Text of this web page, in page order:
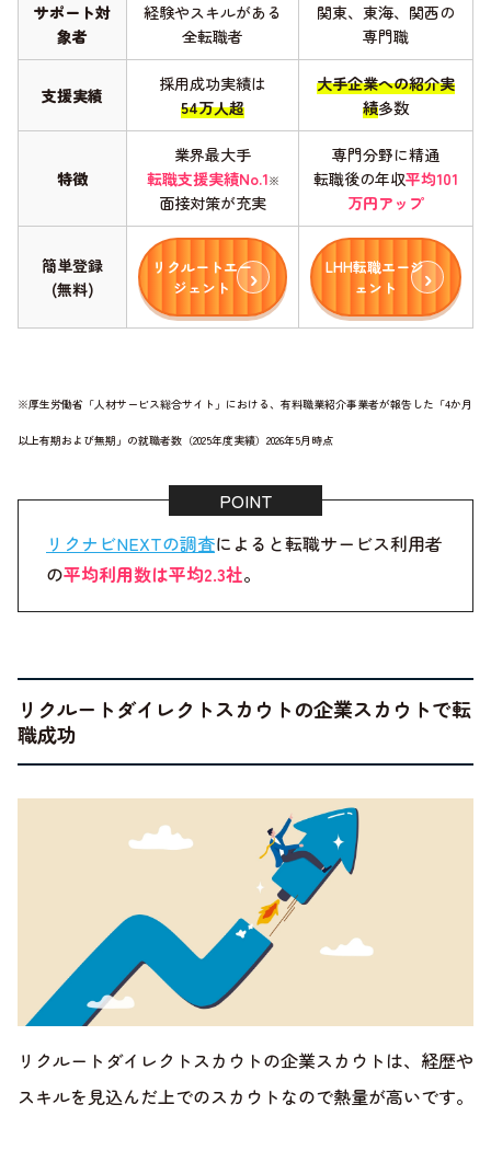
サポート対
象者
経験やスキルがある
全転職者
関東、東海、関西の
専門職
支援実績
採用成功実績は
54万人超
大手企業への紹介実
績多数
特徴
業界最大手
転職支援実績No.1※
面接対策が充実
専門分野に精通
転職後の年収平均101
万円アップ
簡単登録
(無料)
リクルートエー
ジェント
LHH転職エージ
ェント
※厚生労働省「人材サービス総合サイト」における、有料職業紹介事業者が報告した「4か月
以上有期および無期」の就職者数（2025年度実績）2026年5月時点
リクナビNEXTの調査によると転職サービス利用者
の平均利用数は平均2.3社。
リクルートダイレクトスカウトの企業スカウトで転
職成功
リクルートダイレクトスカウトの企業スカウトは、経歴や
スキルを見込んだ上でのスカウトなので熱量が高いです。